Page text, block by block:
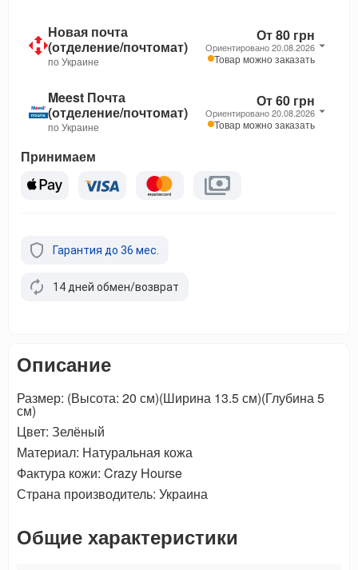
Новая почта
(отделение/почтомат)
по Украине
От 80 грн
Ориентировано 20.08.2026
Товар можно заказать
Meest Почта
(отделение/почтомат)
по Украине
От 60 грн
Ориентировано 20.08.2026
Товар можно заказать
Принимаем
Гарантия до 36 мес.
14 дней обмен/возврат
Описание
Размер: (Высота: 20 см)(Ширина 13.5 см)(Глубина 5
см)
Цвет: Зелёный
Материал: Натуральная кожа
Фактура кожи: Crazy Hourse
Страна производитель: Украина
Общие характеристики